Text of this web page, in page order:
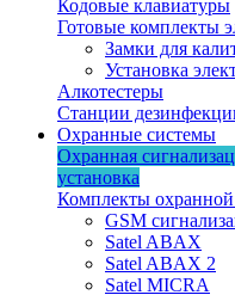
Кодовые клавиатуры
Готовые комплекты
Замки для
Установка
Алкотестеры
Станции
Охранные системы
Охранная
установка
Комплекты
GSM
Satel ABAX
Satel ABAX 2
Satel MICRA